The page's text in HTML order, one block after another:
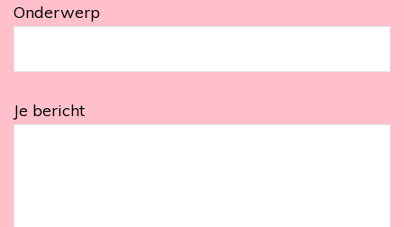
Onderwerp
Je bericht